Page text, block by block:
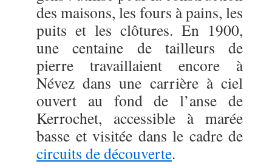
des maisons, les fours à pains, les
puits et les clôtures. En 1900,
une centaine de tailleurs de
pierre travaillaient encore à
Névez dans une carrière à ciel
ouvert au fond de l’anse de
Kerrochet, accessible à marée
basse et visitée dans le cadre de
circuits de découverte.